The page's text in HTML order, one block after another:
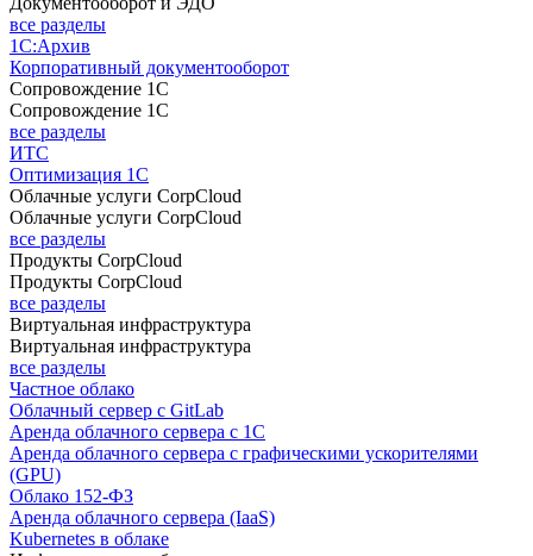
все разделы
1С:Архив
Корпоративный документооборот
Сопровождение 1С
Сопровождение 1С
все разделы
ИТС
Оптимизация 1С
Облачные услуги CorpCloud
Облачные услуги CorpCloud
все разделы
Продукты CorpCloud
Продукты CorpCloud
все разделы
Виртуальная инфраструктура
Виртуальная инфраструктура
все разделы
Частное облако
Облачный сервер с GitLab
Аренда облачного сервера с 1С
Аренда облачного сервера с графическими ускорителями
(GPU)
Облако 152-ФЗ
Аренда облачного сервера (IaaS)
Kubernetes в облаке